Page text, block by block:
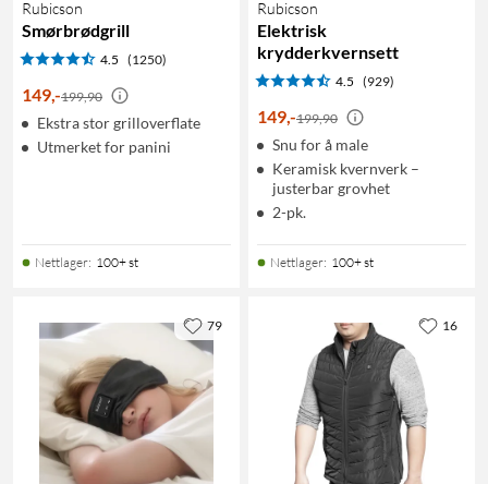
Rubicson
Smørbrødgrill
4.5 (1250)
149,-199,90
Ekstra stor grilloverflate
Utmerket for panini
Nettlager: 100+ st
Rubicson
Elektrisk
krydderkvernsett
4.5 (929)
149,-199,90
Snu for å male
Keramisk kvernverk –
justerbar grovhet
2-pk.
Nettlager: 100+ st
79 16